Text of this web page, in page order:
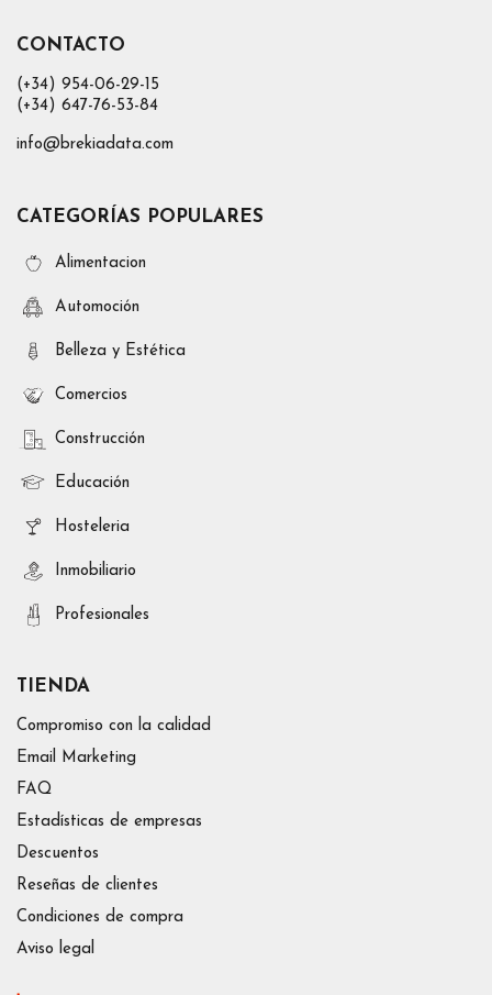
CONTACTO
(+34) 954-06-29-15
(+34) 647-76-53-84
info@brekiadata.com
CATEGORÍAS POPULARES
Alimentacion
Automoción
Belleza y Estética
Comercios
Construcción
Educación
Hosteleria
Inmobiliario
Profesionales
TIENDA
Compromiso con la calidad
Email Marketing
FAQ
Estadísticas de empresas
Descuentos
Reseñas de clientes
Condiciones de compra
Aviso legal